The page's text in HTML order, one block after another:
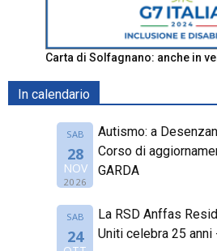
Carta di Solfagnano: anche in
In calendario
SAB
28
NOV
2026
Autismo: a
Corso di
GARDA
SAB
24
La RSD Anffas
Uniti celebra 25 anni